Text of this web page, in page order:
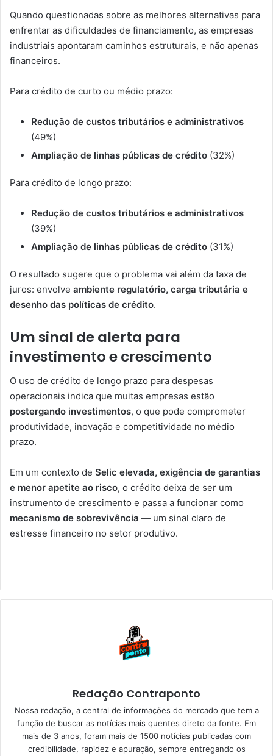
Quando questionadas sobre as melhores alternativas para
enfrentar as dificuldades de financiamento, as empresas
industriais apontaram caminhos estruturais, e não apenas
financeiros.
Para crédito de curto ou médio prazo:
Redução de custos tributários e administrativos
(49%)
Ampliação de linhas públicas de crédito (32%)
Para crédito de longo prazo:
Redução de custos tributários e administrativos
(39%)
Ampliação de linhas públicas de crédito (31%)
O resultado sugere que o problema vai além da taxa de
juros: envolve ambiente regulatório, carga tributária e
desenho das políticas de crédito.
Um sinal de alerta para
investimento e crescimento
O uso de crédito de longo prazo para despesas
operacionais indica que muitas empresas estão
postergando investimentos, o que pode comprometer
produtividade, inovação e competitividade no médio
prazo.
Em um contexto de Selic elevada, exigência de garantias
e menor apetite ao risco, o crédito deixa de ser um
instrumento de crescimento e passa a funcionar como
mecanismo de sobrevivência — um sinal claro de
estresse financeiro no setor produtivo.
Redação Contraponto
Nossa redação, a central de informações do mercado que tem a
função de buscar as notícias mais quentes direto da fonte. Em
mais de 3 anos, foram mais de 1500 notícias publicadas com
credibilidade, rapidez e apuração, sempre entregando os